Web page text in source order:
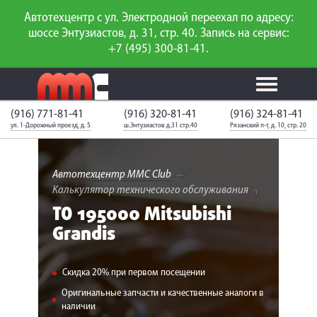
Автотехцентр с ул. Электродной переехал по адресу:
шоссе Энтузиастов, д. 31, стр. 40. Запись на сервис:
+7 (495) 300-81-41.
Калькулятор
ТО
Каталог
запчастей
Калькулятор
слесарного
ремонта
Ваш автомобиль
ГАРАНТИИ
О СЕРВИСЕ
АКЦИИ
УСЛУГИ
(916) 771-81-41
ул. 1-Дорожный проезд, д. 5
(916) 320-81-41
ш.Энтузиастов д.31 стр.40
(916) 324-81-41
Рязанский п-т, д. 10, стр. 20
Автотехцентр MMC Club
Калькулятор технического обслуживания
ТО 195000 Mitsubishi
Grandis
Скидка 20% при первом посещении
Оригинальные запчасти и качественные аналоги в
наличии